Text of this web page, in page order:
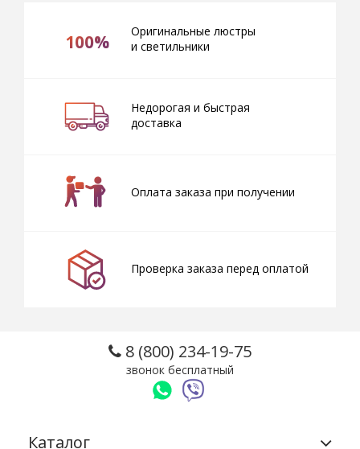
100%
Оригинальные люстры
и светильники
Недорогая и быстрая
доставка
Оплата заказа при получении
Проверка заказа перед оплатой
8 (800) 234-19-75
звонок бесплатный
Каталог